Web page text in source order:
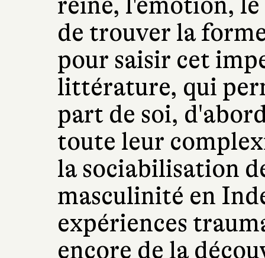
de trouver la
pour saisir cet
littérature, qui
part de soi,
toute leur
la sociabilisation
masculinité en
expériences
encore de la